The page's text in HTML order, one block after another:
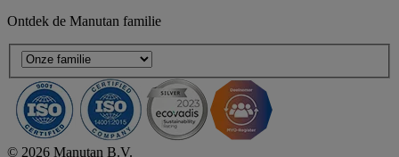
Ontdek de Manutan familie
© 2026 Manutan B.V.